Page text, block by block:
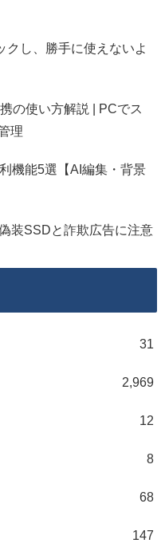
クし、勝手に使えないよ
の使い方解説 | PCでス
理
機能5選【AI編集・背景
装SSDと詐欺広告に注意
31
2,969
12
8
68
147